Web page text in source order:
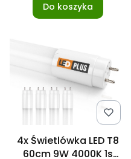
Do koszyka
4x Świetlówka LED T8
60cm 9W 4000K 1s